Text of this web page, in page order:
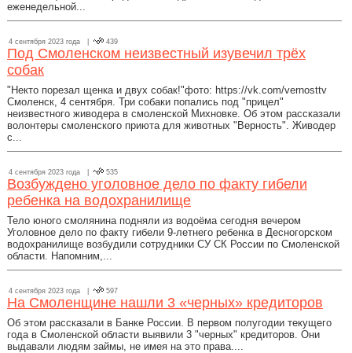
еженедельной...
4 сентября 2023 года | 439
Под Смоленском неизвестный изувечил трёх
собак
"Некто порезал щенка и двух собак!"фото: https://vk.com/vernosttv
Смоленск, 4 сентября. Три собаки попались под "прицел"
неизвестного живодера в смоленской Михновке. Об этом рассказали
волонтеры смоленского приюта для животных "Верность". Живодер
с...
4 сентября 2023 года | 535
Возбуждено уголовное дело по факту гибели
ребенка на водохранилище
Тело юного смолянина подняли из водоёма сегодня вечером
Уголовное дело по факту гибели 9-летнего ребенка в Десногорском
водохранилище возбудили сотрудники СУ СК России по Смоленской
области. Напомним,...
4 сентября 2023 года | 597
На Смоленщине нашли 3 «черных» кредиторов
Об этом рассказали в Банке России. В первом полугодии текущего
года в Смоленской области выявили 3 "черных" кредиторов. Они
выдавали людям займы, не имея на это права....